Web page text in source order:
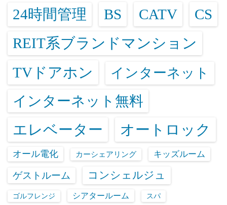
24時間管理 BS CATV CS
REIT系ブランドマンション
TVドアホン インターネット
インターネット無料
エレベーター オートロック
オール電化 カーシェアリング キッズルーム
ゲストルーム コンシェルジュ
ゴルフレンジ シアタールーム スパ